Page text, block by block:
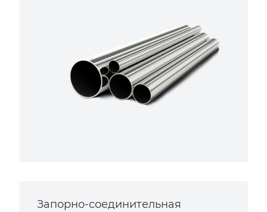
Запорно-соединительная